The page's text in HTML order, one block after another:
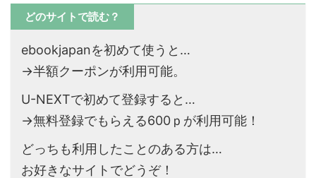
どのサイトで読む？
ebookjapanを初めて使うと…
→半額クーポンが利用可能。
U-NEXTで初めて登録すると…
→無料登録でもらえる600ｐが利用可能！
どっちも利用したことのある方は…
お好きなサイトでどうぞ！